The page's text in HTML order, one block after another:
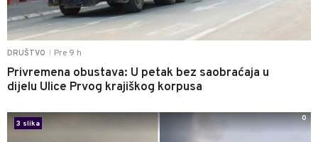
DRUŠTVO Pre 9 h
Privremena obustava: U petak bez saobraćaja u
dijelu Ulice Prvog krajiškog korpusa
3 slika
0